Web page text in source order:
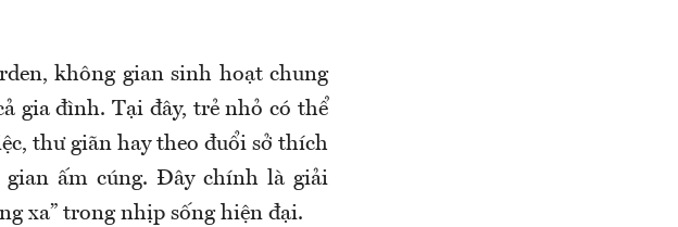
không gian sinh hoạt chung
gia đình. Tại đây, trẻ nhỏ có thể
thư giãn hay theo đuổi sở thích
ấm cúng. Đây chính là giải
xa” trong nhịp sống hiện đại.